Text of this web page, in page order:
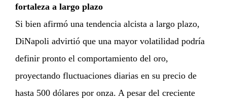
fortaleza a largo plazo
Si bien afirmó una tendencia alcista a largo plazo,
DiNapoli advirtió que una mayor volatilidad podría
definir pronto el comportamiento del oro,
proyectando fluctuaciones diarias en su precio de
hasta 500 dólares por onza. A pesar del creciente